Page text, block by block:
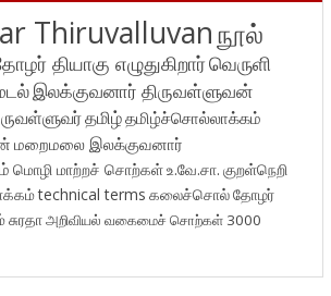
Thiruvalluvanநூல்
தியாகு எழுதுகிறார்வெருளி
இலக்குவனார் திருவள்ளுவன்
தமிழ்தமிழ்ச்சொல்லாக்கம்
மறைமலை இலக்குவனார்
மொழி மாற்றச் சொற்கள்உ.வே.சா. குறள்நெறி
technical terms கலைச்சொல்தோழர்
சுரதாஅறிவியல் வகைமைச் சொற்கள் 3000